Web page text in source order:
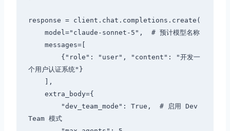
response = client.chat.completions.create(
个用户认证系统"}
Team 模式